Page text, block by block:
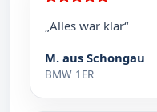
„Alles war klar“
M. aus Schongau
BMW 1ER